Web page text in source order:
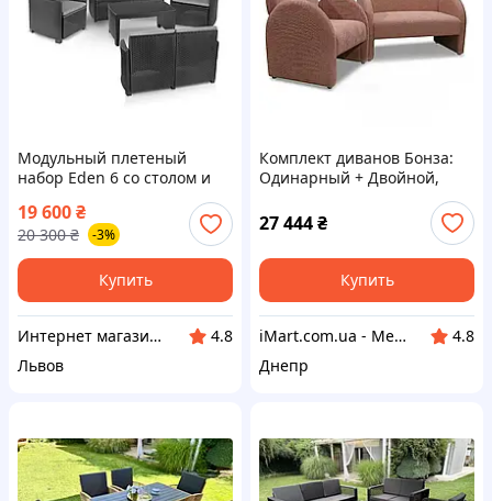
Модульный плетеный
набор Eden 6 со столом и
подушками для 6 человек в
графитном цвете
19 600₴
20 300 ₴ -3%
Купить
Интернет магазин "Patio - sad.com"
4.8
Львов
Комплект диванов Бонза:
Одинарный + Двойной,
Richman
27 444₴
Купить
iMart.com.ua - Мебель. Меловые ценники. Стол, стул, письменные столы, шкафы, кровати
4.8
Днепр